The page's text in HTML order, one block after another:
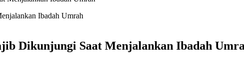
Dikunjungi Saat Menjalankan Ibadah